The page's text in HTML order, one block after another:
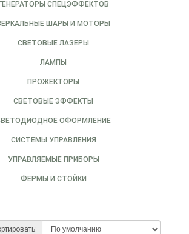
ГЕНЕРАТОРЫ СПЕЦЭФФЕКТОВ
ШАРЫ И МОТОРЫ
СВЕТОВЫЕ ЛАЗЕРЫ
ЛАМПЫ
ПРОЖЕКТОРЫ
СВЕТОВЫЕ ЭФФЕКТЫ
ОФОРМЛЕНИЕ
СИСТЕМЫ УПРАВЛЕНИЯ
УПРАВЛЯЕМЫЕ ПРИБОРЫ
ФЕРМЫ И СТОЙКИ